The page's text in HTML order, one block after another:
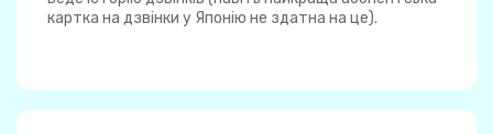
картка на дзвінки у Японію не здатна на це).